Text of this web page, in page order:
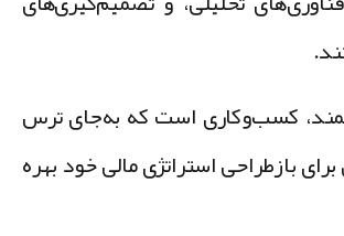
کسب‌وکاری است که به‌جای ترس
بازطراحی استراتژی مالی خود بهره